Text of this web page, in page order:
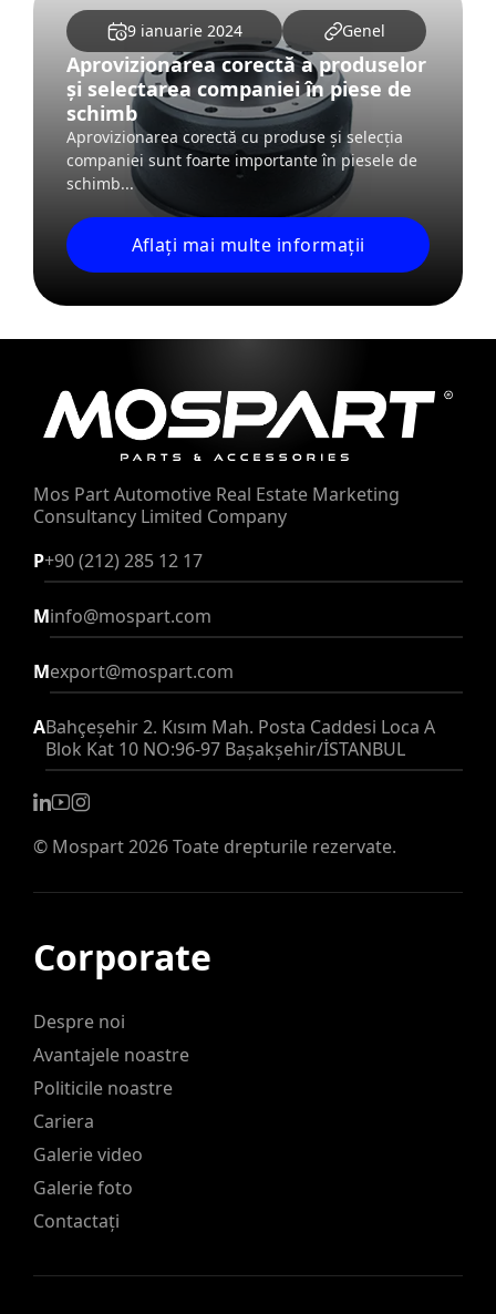
9 ianuarie 2024 Genel
Aprovizionarea corectă a produselor
și selectarea companiei în piese de
schimb
Aprovizionarea corectă cu produse și selecția
companiei sunt foarte importante în piesele de
schimb...
Aflați mai multe informații
Mos Part Automotive Real Estate Marketing
Consultancy Limited Company
P+90 (212) 285 12 17
Minfo@mospart.com
Mexport@mospart.com
ABahçeşehir 2. Kısım Mah. Posta Caddesi Loca A
Blok Kat 10 NO:96-97 Başakşehir/İSTANBUL
© Mospart2026 Toate drepturile rezervate.
Corporate
Despre noi
Avantajele noastre
Politicile noastre
Cariera
Galerie video
Galerie foto
Contactați